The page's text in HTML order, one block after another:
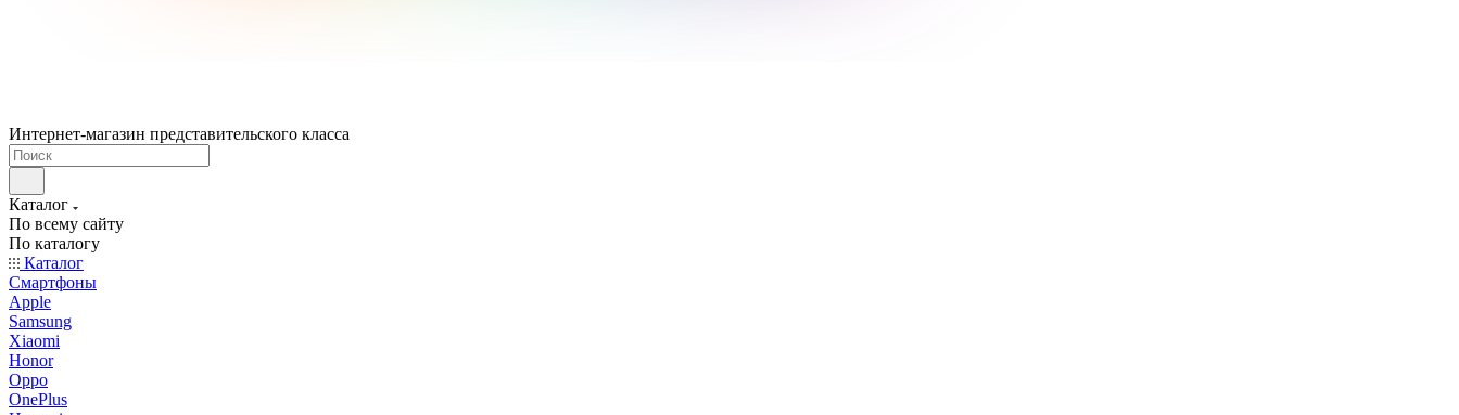
Интернет-магазин представительского класса
Каталог
По всему сайту
По каталогу
Каталог
Смартфоны
Apple
Samsung
Xiaomi
Honor
Oppo
OnePlus